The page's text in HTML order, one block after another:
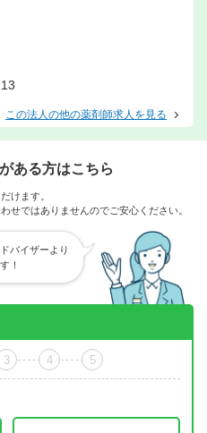
この法人の他の薬剤師求人を見る
ある方はこちら
けます。
せではありませんのでご安心ください。
バイザーより
！
3 4 5